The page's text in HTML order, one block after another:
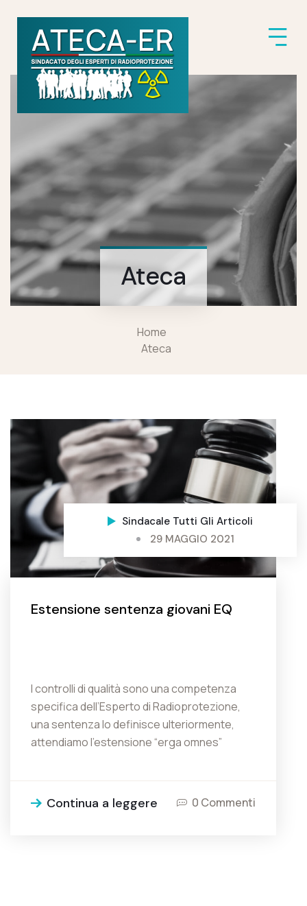
Ateca
Home
Ateca
Sindacale Tutti Gli Articoli
29 MAGGIO 2021
Estensione sentenza giovani EQ
I controlli di qualità sono una competenza
specifica dell’Esperto di Radioprotezione,
una sentenza lo definisce ulteriormente,
attendiamo l’estensione “erga omnes”
Continua a leggere 0 Commenti